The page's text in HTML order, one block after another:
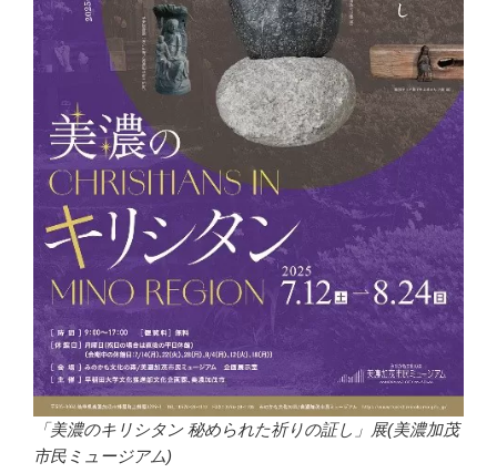
「美濃のキリシタン 秘められた祈りの証し」展(美濃加茂
市民ミュージアム)